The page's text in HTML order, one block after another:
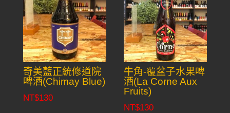
奇美藍正統修道院
啤酒(Chimay Blue)
NT$130
牛角-覆盆子水果啤
酒(La Corne Aux
Fruits)
NT$130